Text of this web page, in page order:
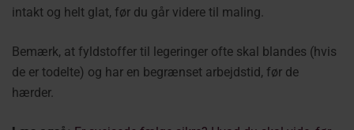
intakt og helt glat, før du går videre til maling.
Bemærk, at fyldstoffer til legeringer ofte skal blandes (hvis
de er todelte) og har en begrænset arbejdstid, før de
hærder.